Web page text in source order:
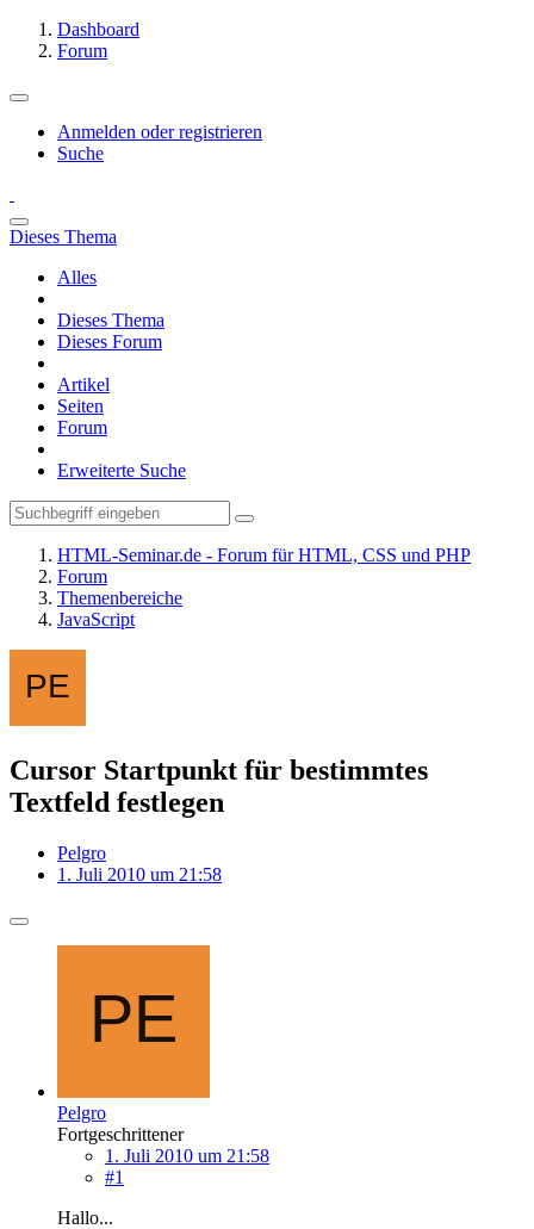
Dashboard
Forum
Anmelden oder registrieren
Suche
Dieses Thema
Alles
Dieses Thema
Dieses Forum
Artikel
Seiten
Forum
Erweiterte Suche
HTML-Seminar.de - Forum für HTML, CSS und PHP
Forum
Themenbereiche
JavaScript
Cursor Startpunkt für bestimmtes
Textfeld festlegen
Pelgro
1. Juli 2010 um 21:58
Pelgro
Fortgeschrittener
1. Juli 2010 um 21:58
#1
Hallo...